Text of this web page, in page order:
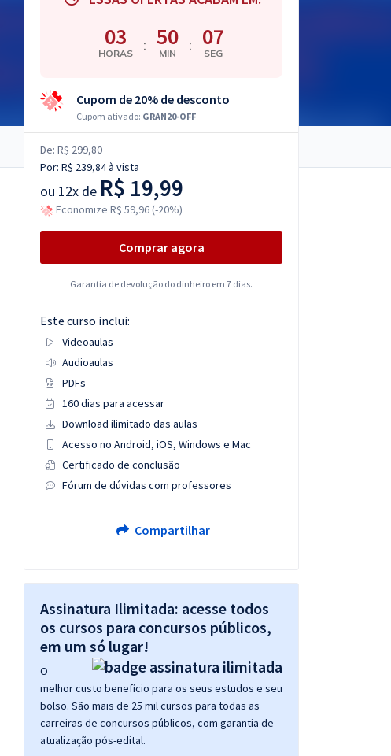
03
HORAS : 50
MIN : 06
SEG
Cupom de 20% de desconto
Cupom ativado: GRAN20-OFF
De: R$ 299,80
Por: R$ 239,84à vista
ou 12x de R$ 19,99
Economize R$ 59,96 (-20%)
Comprar agora
Garantia de devolução do dinheiro em 7 dias.
Este curso inclui:
Videoaulas
Audioaulas
PDFs
160 dias para acessar
Download ilimitado das aulas
Acesso no Android, iOS, Windows e Mac
Certificado de conclusão
Fórum de dúvidas com professores
Compartilhar
Assinatura Ilimitada: acesse todos
os cursos para concursos públicos,
em um só lugar!
O
melhor custo benefício para os seus estudos e seu
bolso. São mais de 25 mil cursos para todas as
carreiras de concursos públicos, com garantia de
atualização pós-edital.